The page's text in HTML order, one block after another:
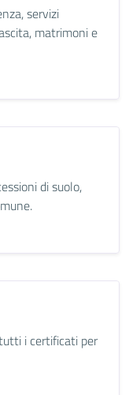
servizi
matrimoni e
di suolo,
i certificati per